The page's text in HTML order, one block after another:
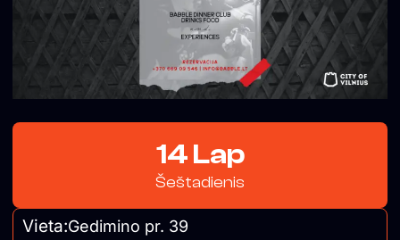
14 Lap
Šeštadienis
Vieta:Gedimino pr. 39